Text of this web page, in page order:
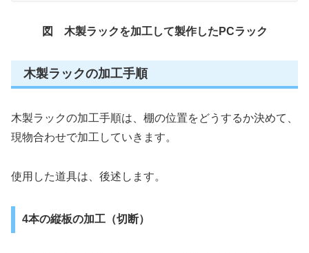
図 木製ラックを加工して製作したPCラック
木製ラックの加工手順
木製ラックの加工手順は、棚の位置をどうするか決めて、
現物合わせで加工していきます。
使用した道具は、後述します。
4本の縦板の加工（切断）